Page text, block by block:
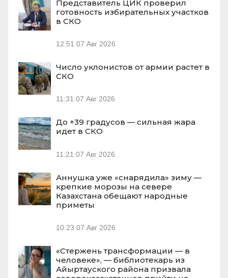
Представитель ЦИК проверил
готовность избирательных участков
в СКО
12:51 07 Авг 2026
Число уклонистов от армии растет в
СКО
11:31 07 Авг 2026
До +39 градусов — сильная жара
идет в СКО
11:21 07 Авг 2026
Аннушка уже «снарядила» зиму —
крепкие морозы на севере
Казахстана обещают народные
приметы
10:23 07 Авг 2026
«Стержень трансформации — в
человеке», — библиотекарь из
Айыртауского района призвала